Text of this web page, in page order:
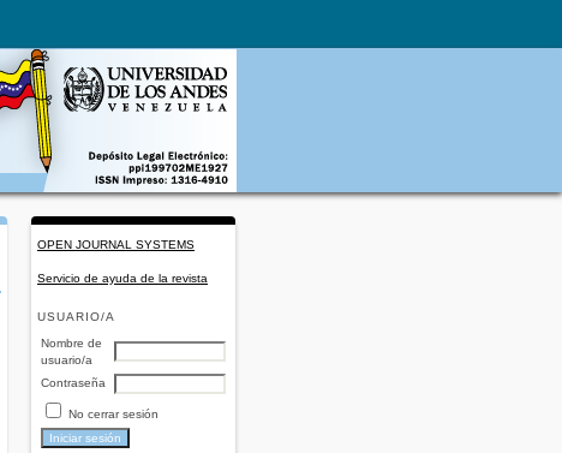
OPEN JOURNAL SYSTEMS
Servicio de ayuda de la revista
USUARIO/A
Nombre de
usuario/a
Contraseña
No cerrar sesión